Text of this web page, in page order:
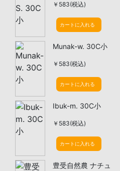
￥583(税込)
カートに入れる
Munak-w. 30C小
￥583(税込)
カートに入れる
Ibuk-m. 30C小
￥583(税込)
カートに入れる
豊受自然農 ナチュ